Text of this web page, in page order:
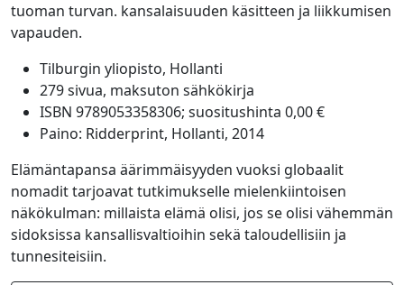
tuoman turvan. kansalaisuuden käsitteen ja liikkumisen
vapauden.
Tilburgin yliopisto, Hollanti
279 sivua, maksuton sähkökirja
ISBN 9789053358306; suositushinta 0,00 €
Paino: Ridderprint, Hollanti, 2014
Elämäntapansa äärimmäisyyden vuoksi globaalit
nomadit tarjoavat tutkimukselle mielenkiintoisen
näkökulman: millaista elämä olisi, jos se olisi vähemmän
sidoksissa kansallisvaltioihin sekä taloudellisiin ja
tunnesiteisiin.